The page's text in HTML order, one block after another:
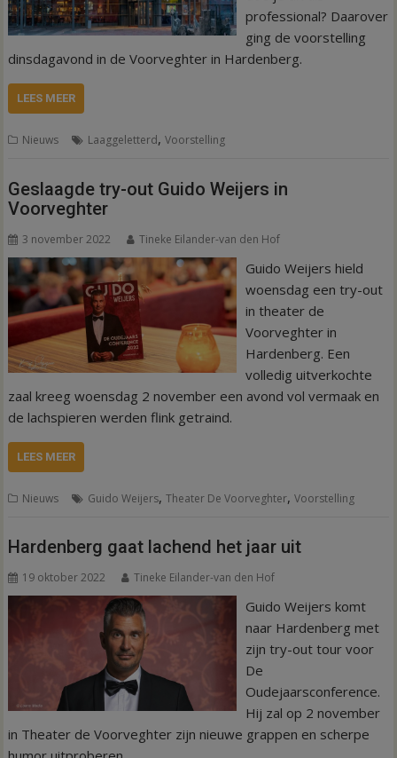
professional? Daarover
ging de voorstelling
dinsdagavond in de Voorveghter in Hardenberg.
LEES MEER
Nieuws Laaggeletterd,Voorstelling
Geslaagde try-out Guido Weijers in
Voorveghter
3 november 2022 Tineke Eilander-van den Hof
Guido Weijers hield
woensdag een try-out
in theater de
Voorveghter in
Hardenberg. Een
volledig uitverkochte
zaal kreeg woensdag 2 november een avond vol vermaak en
de lachspieren werden flink getraind.
LEES MEER
Nieuws Guido Weijers,Theater De Voorveghter,Voorstelling
Hardenberg gaat lachend het jaar uit
19 oktober 2022 Tineke Eilander-van den Hof
Guido Weijers komt
naar Hardenberg met
zijn try-out tour voor
De
Oudejaarsconference.
Hij zal op 2 november
in Theater de Voorveghter zijn nieuwe grappen en scherpe